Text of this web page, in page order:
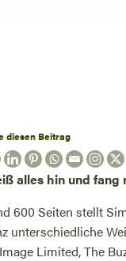
diesen Beitrag
alles hin und fang
600 Seiten stellt
unterschiedliche
Limited, The